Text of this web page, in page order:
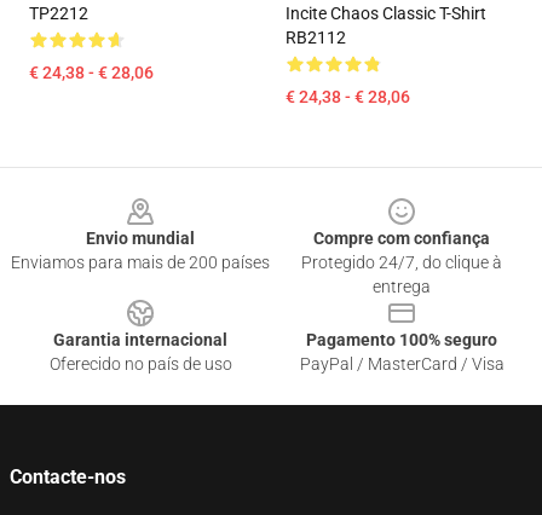
TP2212
€ 24,38 - € 28,06
Incite Chaos Classic T-Shirt
RB2112
€ 24,38 - € 28,06
Envio mundial
Enviamos para mais de 200 países
Compre com confiança
Protegido 24/7, do clique à
entrega
Garantia internacional
Oferecido no país de uso
Pagamento 100% seguro
PayPal / MasterCard / Visa
Contacte-nos